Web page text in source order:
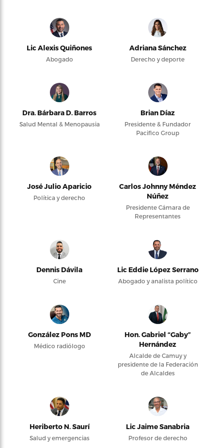
Lic Alexis Quiñones
Abogado
Adriana Sánchez
Derecho y deporte
Dra. Bárbara D. Barros
Salud Mental & Menopausia
Brian Díaz
Presidente & Fundador
Pacifico Group
José Julio Aparicio
Política y derecho
Carlos Johnny Méndez
Núñez
Presidente Cámara de
Representantes
Dennis Dávila
Cine
Lic Eddie López Serrano
Abogado y analista político
González Pons MD
Médico radiólogo
Hon. Gabriel “Gaby”
Hernández
Alcalde de Camuy y
presidente de la Federación
de Alcaldes
Heriberto N. Saurí
Salud y emergencias
Lic Jaime Sanabria
Profesor de derecho